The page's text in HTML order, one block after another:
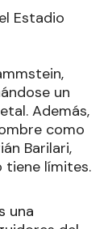
Estadio
un
Además,
como
Barilari,
tiene límites.
una